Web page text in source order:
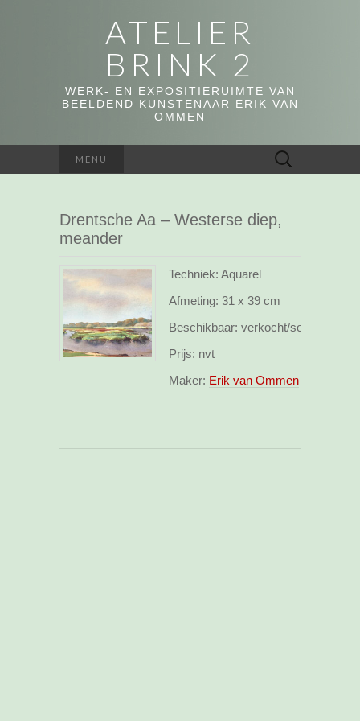
ATELIER
BRINK 2
WERK- EN EXPOSITIERUIMTE VAN
BEELDEND KUNSTENAAR ERIK VAN
OMMEN
MENU
Zoeken
naar:
Drentsche Aa – Westerse diep,
meander
Techniek: Aquarel
Afmeting: 31 x 39 cm
Beschikbaar: verkocht/sold
Prijs: nvt
Maker: Erik van Ommen